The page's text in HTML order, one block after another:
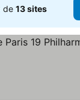
de 13 sites